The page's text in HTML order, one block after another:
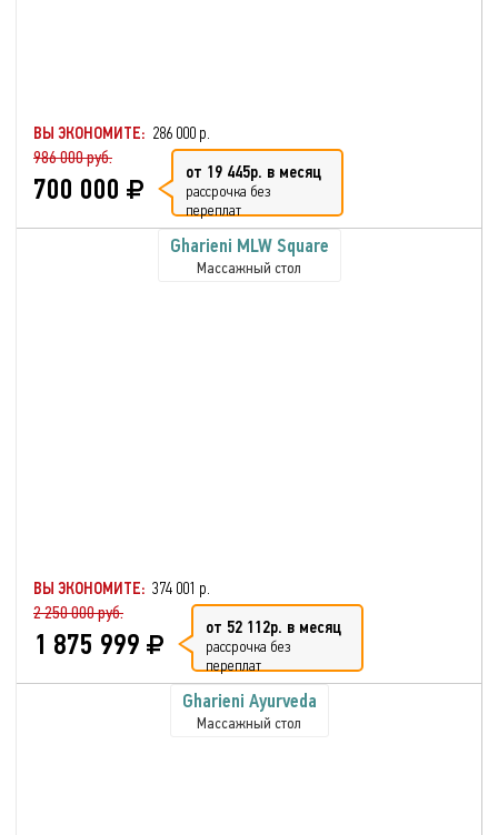
ВЫ ЭКОНОМИТЕ: 286 000 р.
986 000 руб.
700 000 от 19 445р. в месяц
рассрочка без
переплат
Gharieni MLW Square
Массажный стол
ВЫ ЭКОНОМИТЕ: 374 001 р.
2 250 000 руб.
1 875 999 от 52 112р. в месяц
рассрочка без
переплат
Gharieni Ayurveda
Массажный стол